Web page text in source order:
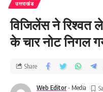
उत्तराखंड
विजिलेंस ने रिश्वत
के चार नोट निगल
Web Editor - Media
Share